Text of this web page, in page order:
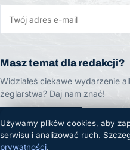
Masz temat dla redakcji?
Widziałeś ciekawe wydarzenie
żeglarstwa? Daj nam znać!
ZGŁOŚ TEMAT
Używamy plików cookies, aby
serwisu i analizować ruch.
prywatności.